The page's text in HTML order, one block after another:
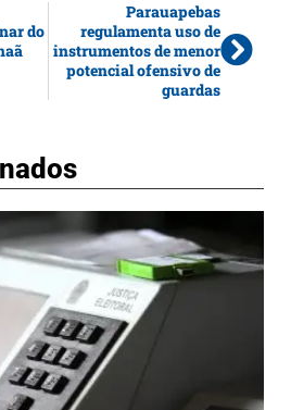
do
Parauapebas
regulamenta uso de
instrumentos de menor
potencial ofensivo de
guardas